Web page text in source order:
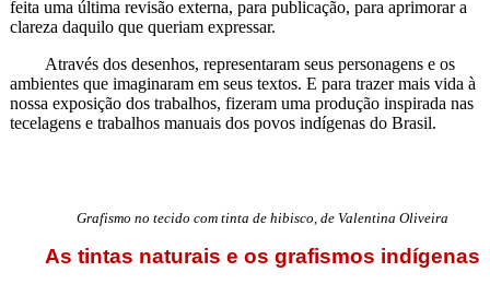
feita uma última revisão externa, para publicação, para aprimorar a
clareza daquilo que queriam expressar.
Através dos desenhos, representaram seus personagens e os
ambientes que imaginaram em seus textos. E para trazer mais vida à
nossa exposição dos trabalhos, fizeram uma produção inspirada nas
tecelagens e trabalhos manuais dos povos indígenas do Brasil.
Grafismo no tecido com tinta de hibisco, de Valentina Oliveira
As tintas naturais e os grafismos indígenas